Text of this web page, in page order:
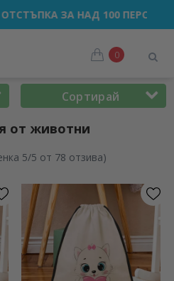
ПЕРСОНАЛИЗИРАНИ
0
Сортирай
от животни
5/5 от 78 отзива)